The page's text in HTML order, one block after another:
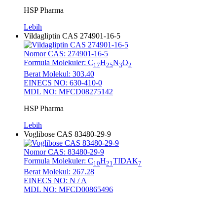
HSP Pharma
Lebih
Vildagliptin CAS 274901-16-5
Nomor CAS: 274901-16-5
Formula Molekuler: C17H25N3O2
Berat Molekul: 303.40
EINECS NO: 630-410-0
MDL NO: MFCD08275142
HSP Pharma
Lebih
Voglibose CAS 83480-29-9
Nomor CAS: 83480-29-9
Formula Molekuler: C10H21 TIDAK7
Berat Molekul: 267.28
EINECS NO: N / A
MDL NO: MFCD00865496